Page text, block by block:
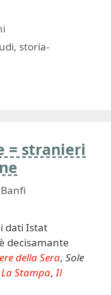
, storia-
= stranieri
dati Istat
decisamante
della Sera, Sole
La Stampa,Il